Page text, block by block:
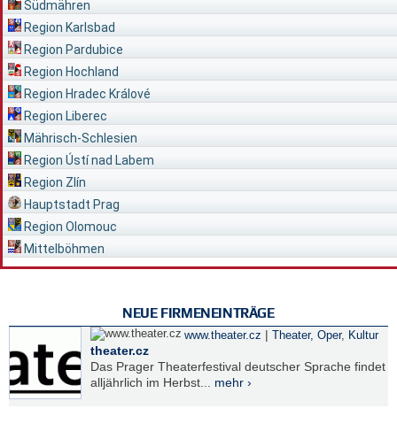
Südmähren
Region Karlsbad
Region Pardubice
Region Hochland
Region Hradec Králové
Region Liberec
Mährisch-Schlesien
Region Ústí nad Labem
Region Zlín
Hauptstadt Prag
Region Olomouc
Mittelböhmen
NEUE FIRMENEINTRÄGE
www.theater.cz | Theater, Oper, Kultur
theater.cz
Das Prager Theaterfestival deutscher Sprache findet
alljährlich im Herbst... mehr ›